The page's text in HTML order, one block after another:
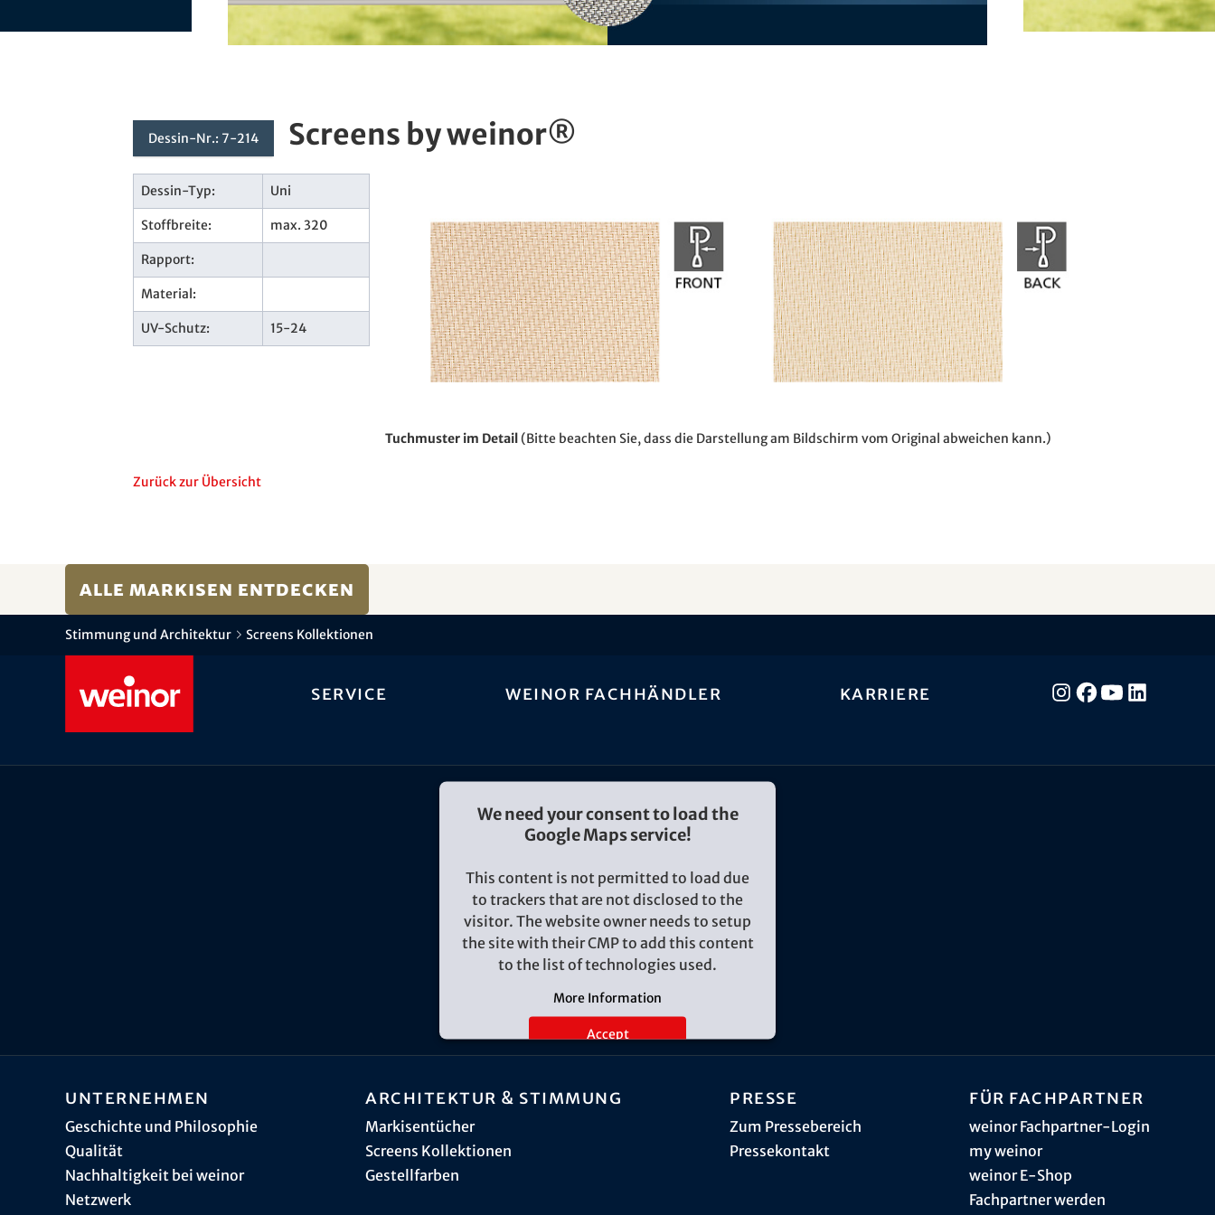
Dessin-Nr.: 7-214 Screens by weinor®
Dessin-Typ: Uni
Stoffbreite: max. 320
Rapport:
Material:
UV-Schutz: 15-24
Tuchmuster im Detail(Bitte beachten Sie, dass die Darstellung am Bildschirm vom Original abweichen kann.)
Zurück zur Übersicht
Alle Markisen entdecken
Stimmung und Architektur Screens Kollektionen
Service weinor Fachhändler Karriere
Unternehmen
Geschichte und Philosophie
Qualität
Nachhaltigkeit bei weinor
Netzwerk
Architektur & Stimmung
Markisentücher
Screens Kollektionen
Gestellfarben
Presse
Zum Pressebereich
Pressekontakt
Für Fachpartner
weinor Fachpartner-Login
my weinor
weinor E-Shop
Fachpartner werden
We need your consent to load the
Google Maps service!
This content is not permitted to load due
to trackers that are not disclosed to the
visitor. The website owner needs to setup
the site with their CMP to add this content
to the list of technologies used.
More Information
Accept